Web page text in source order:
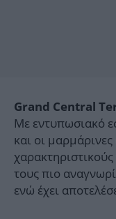
Grand Central
Με εντυπωσιακό
και οι
τους πιο
ενώ έχει